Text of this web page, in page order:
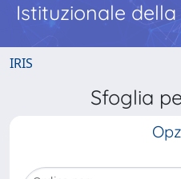
Istituzionale della
IRIS
Sfoglia